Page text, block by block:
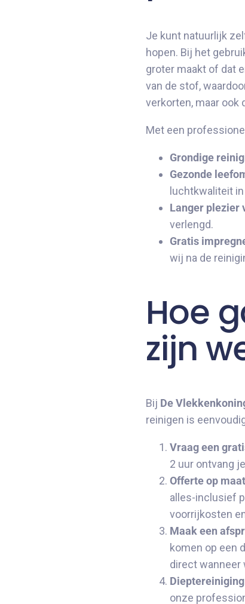
Je kunt natuurlijk
hopen. Bij het
groter maakt of dat
van de stof,
verkorten, maar ook
Met een
Grondige
Gezonde
luchtkwaliteit
Langer plezier
verlengd.
Gratis
wij na de
Hoe
zijn
Bij De
reinigen is
Vraag een
2 uur ontvang
Offerte op
alles-inclusief
voorrijkosten
Maak een
komen op een
direct wanneer
onze